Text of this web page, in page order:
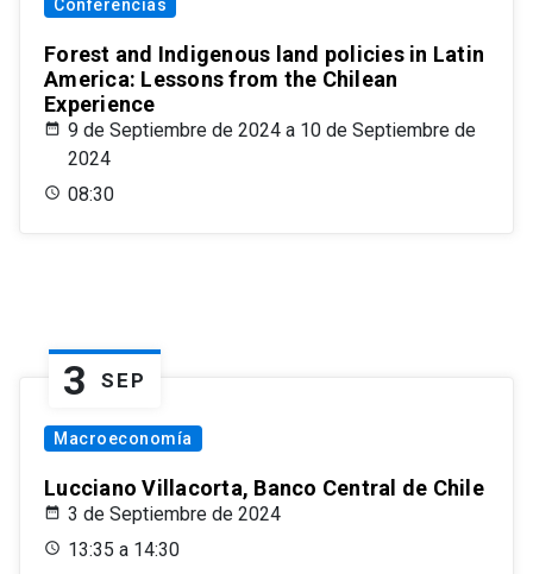
Conferencias
Forest and Indigenous land policies in Latin
America: Lessons from the Chilean
Experience
9 de Septiembre de 2024 a 10 de Septiembre de
2024
08:30
3 SEP
Macroeconomía
Lucciano Villacorta, Banco Central de Chile
3 de Septiembre de 2024
13:35 a 14:30